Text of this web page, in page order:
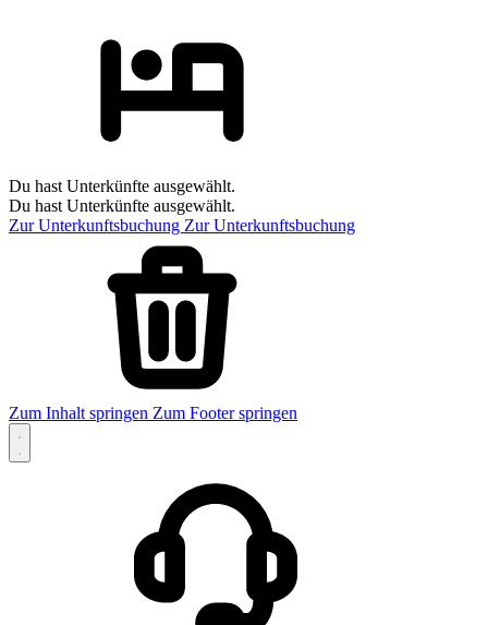
Du hast Unterkünfte ausgewählt.
Du hast Unterkünfte ausgewählt.
Zur Unterkunftsbuchung Zur Unterkunftsbuchung
Zum Inhalt springen Zum Footer springen